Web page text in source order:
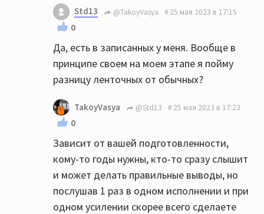
Std13 @TakoyVasya 25 мая 2023 в 17:15
0
Да, есть в записанных у меня. Вообще в
принципе своем на моем этапе я пойму
разницу ленточных от обычных?
TakoyVasya @Std13 25 мая 2023 в 17:23
0
Зависит от вашей подготовленности,
кому-то годы нужны, кто-то сразу слышит
и может делать правильные выводы, но
послушав 1 раз в одном исполнении и при
одном усилении скорее всего сделаете